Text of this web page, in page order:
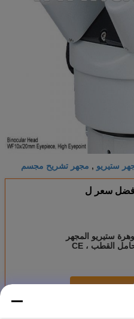
ستيريو , مجهر تشريح مجسم
سعر ل
ستيريو المجهر
الضوئي مع حامل القطب ، CE